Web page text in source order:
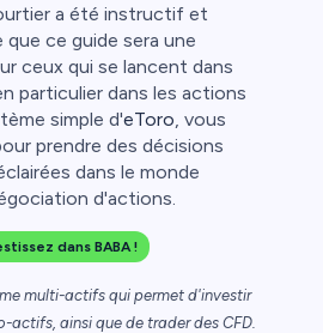
a été instructif et
ce guide sera une
ceux qui se lancent dans
particulier dans les actions
simple d'eToro, vous
prendre des décisions
dans le monde
d'actions.
dans BABA !
multi-actifs qui permet d'investir
actifs, ainsi que de trader des CFD.